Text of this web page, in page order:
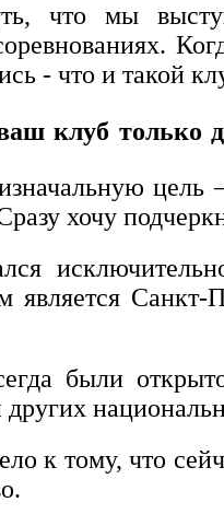
что мы
- что и такой
клуб только
цель
хочу
является
были
других
к тому, что